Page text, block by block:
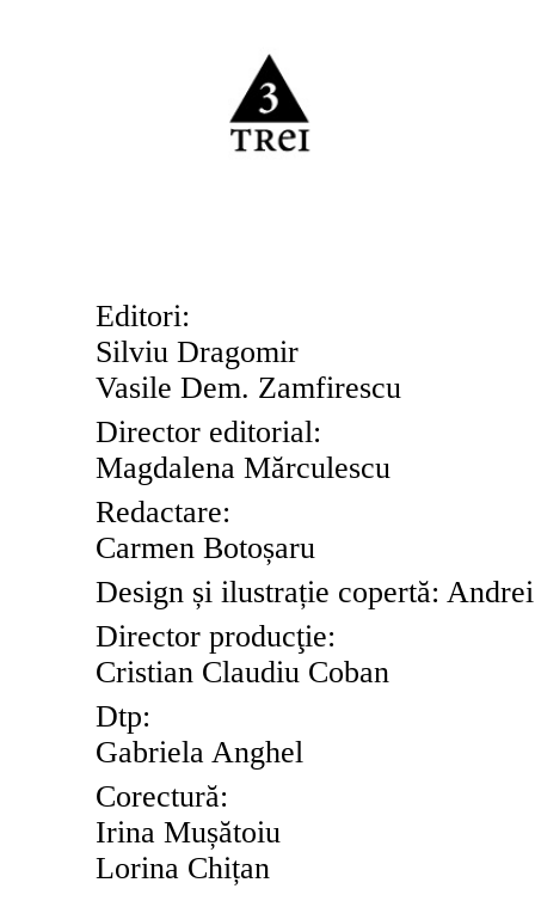
Editori:
Silviu Dragomir
Vasile Dem. Zamfirescu
Director editorial:
Magdalena Mărculescu
Redactare:
Carmen Botoșaru
Design și ilustrație copertă:
Director producţie:
Cristian Claudiu Coban
Dtp:
Gabriela Anghel
Corectură:
Irina Mușătoiu
Lorina Chițan